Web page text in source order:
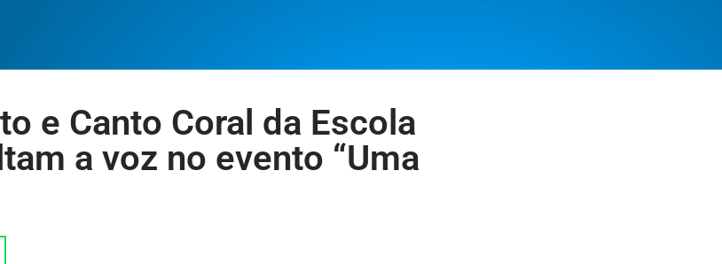
e Canto Coral da Escola
a voz no evento “Uma